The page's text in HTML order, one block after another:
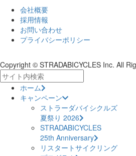
会社概要
採用情報
お問い合わせ
プライバシーポリシー
Copyright © STRADABICYCLES Inc. All
ホーム
キャンペーン
ストラーダバイシクルズ
夏祭り 2026
STRADABICYCLES
25th Anniversary
リスタートサイクリング